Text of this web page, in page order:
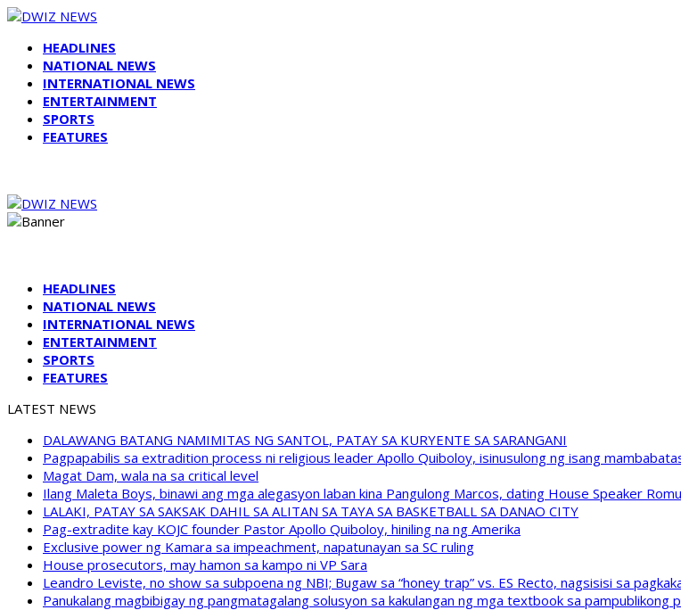
HEADLINES
NATIONAL NEWS
INTERNATIONAL NEWS
ENTERTAINMENT
SPORTS
FEATURES
HEADLINES
NATIONAL NEWS
INTERNATIONAL NEWS
ENTERTAINMENT
SPORTS
FEATURES
LATEST NEWS
DALAWANG BATANG NAMIMITAS NG SANTOL, PATAY SA KURYENTE SA SARANGANI
Pagpapabilis sa extradition process ni religious leader Apollo Quiboloy, isinusulong ng isang
Magat Dam, wala na sa critical level
Ilang Maleta Boys, binawi ang mga alegasyon laban kina Pangulong Marcos, dating House Speaker
LALAKI, PATAY SA SAKSAK DAHIL SA ALITAN SA TAYA SA BASKETBALL SA DANAO CITY
Pag-extradite kay KOJC founder Pastor Apollo Quiboloy, hiniling na ng Amerika
Exclusive power ng Kamara sa impeachment, napatunayan sa SC ruling
House prosecutors, may hamon sa kampo ni VP Sara
Leandro Leviste, no show sa subpoena ng NBI; Bugaw sa “honey trap” vs. ES Recto, nagsisisi sa
Panukalang magbibigay ng pangmatagalang solusyon sa kakulangan ng mga textbook sa pampublikong